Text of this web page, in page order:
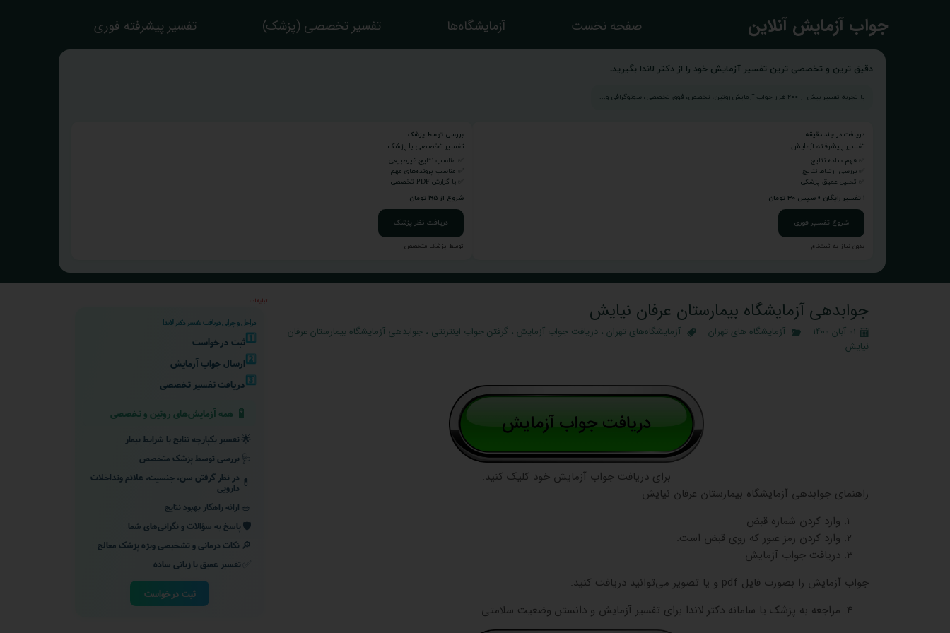
​جواب آزمایش آنلاین صفحه نخست آزمایشگاه‌ها تفسیر تخصصی (پزشک) تفسیر پیشرفته فوری
دقیق ترین و تخصصی ترین تفسیر آزمایش خود را از دکتر لاندا بگیرید.
با تجربه تفسیر بیش از ۲۰۰ هزار جواب آزمایش روتین، تخصص، فوق تخصصی، سونوگرافی و...
دریافت در چند دقیقه
تفسیر پیشرفته آزمایش
✅ فهم ساده نتایج
✅ بررسی ارتباط نتایج
✅ تحلیل عمیق پزشکی
۱ تفسیر رایگان • سپس ۳۰ تومان
شروع تفسیر فوری
بدون نیاز به ثبت‌نام
بررسی توسط پزشک
تفسیر تخصصی با پزشک
✅ مناسب نتایج غیرطبیعی
✅ مناسب پرونده‌های مهم
✅ با گزارش PDF تخصصی
شروع از ۱۹۵ تومان
دریافت نظر پزشک
توسط پزشک متخصص
جوابدهی آزمایشگاه بیمارستان عرفان نیایش
۰۱ آبان ۱۴۰۰ آزمایشگاه‌ های تهران آزمایشگاه‌های تهران ،دریافت جواب آزمایش ، گرفتن جواب اینترنتی ،جوابدهی آزمایشگاه بیمارستان عرفان
نیایش
برای دریافت جواب آزمایش خود کلیک کنید.
راهنمای جوابدهی آزمایشگاه بیمارستان عرفان نیایش
وارد کردن شماره قبض
وارد کردن رمز عبور که روی قبض است.
دریافت جواب آزمایش
جواب آزمایش را بصورت فایل pdf و یا تصویر می‌توانید دریافت کنید.
مراجعه به پزشک یا سامانه دکتر لاندا برای تفسیر آزمایش و دانستن وضعیت سلامتی
تبلیغات
مراحل و چرایی دریافت تفسیر دکتر لاندا
1️⃣ثبت درخواست
2️⃣ ارسال جواب آزمایش
3️⃣ دریافت تفسیر تخصصی
🧪 همه آزمایش‌های روتین و تخصصی
🌟 تفسیر یکپارچه نتایج با شرایط بیمار
🩺 بررسی توسط پزشک متخصص
💊 در نظر گرفتن سن، جنسیت، علائم وتداخلات
دارویی
🥗 ارائه راهکار بهبود نتایج
🛡️ پاسخ به سؤالات و نگرانی‌های شما
🔎 نکات درمانی و تشخیصی ویژه پزشک معالج
تفسیر عمیق با زبانی ساده
ثبت درخواست